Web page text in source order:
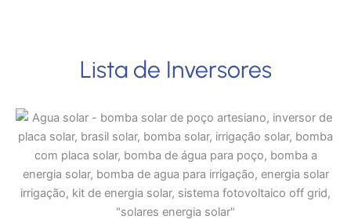
Lista de Inversores